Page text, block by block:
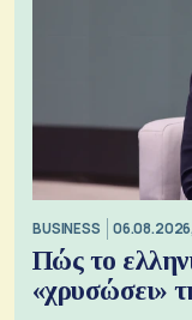
BUSINESS
Πώς το
«χρυσώσει»